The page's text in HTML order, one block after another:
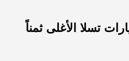
عالمي لتكاليف المعيشة
تسلا الأغلى ثمناً